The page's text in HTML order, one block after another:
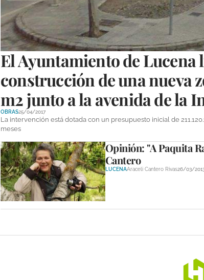
El Ayuntamiento de Lucena
construcción de una nueva
m2 junto a la avenida de la
OBRAS25/04/2017
La intervención está dotada con un presupuesto inicial de
meses
Opinión: "A Paquita
Cantero
LUCENAAraceli Cantero Rivas26/03/